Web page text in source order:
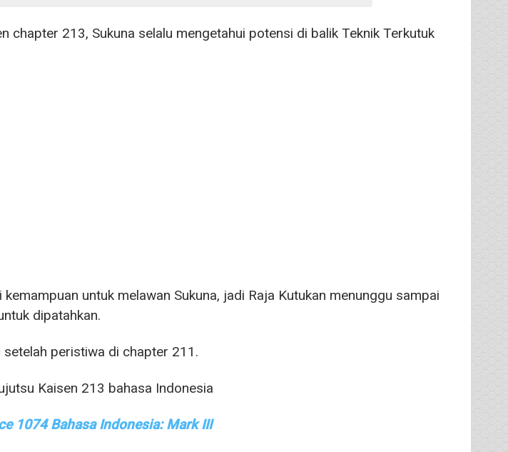
chapter 213, Sukuna selalu mengetahui potensi di balik Teknik Terkutuk
untuk melawan Sukuna, jadi Raja Kutukan menunggu sampai
dipatahkan.
peristiwa di chapter 211.
1074 Bahasa Indonesia: Mark III